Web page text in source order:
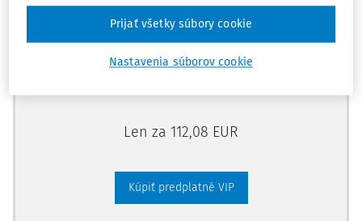
Kompletný odborný obsah portálu
Všetky praktické nástroje: vzory, smart
dokumenty, knižnica
Len za 112,08 EUR
Kúpiť predplatné VIP
Nastavenia súborov cookie
Prijať všetky súbory cookie